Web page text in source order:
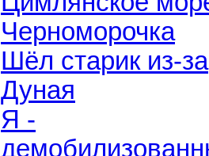
Черноморочка
Шёл старик из-за
Дуная
Я -